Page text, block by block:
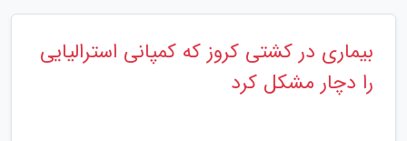
بیماری در کشتی کروز که کمپانی استرالیایی
را دچار مشکل کرد